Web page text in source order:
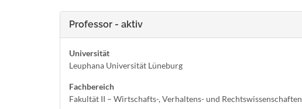
Professor - aktiv
Universität
Leuphana Universität Lüneburg
Fachbereich
Fakultät II – Wirtschafts-, Verhaltens- und Rechtswissenschaften